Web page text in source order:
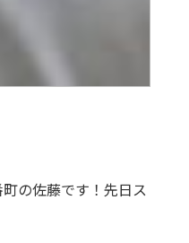
の佐藤です！先日ス